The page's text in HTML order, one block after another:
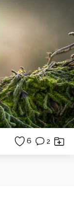
6 2